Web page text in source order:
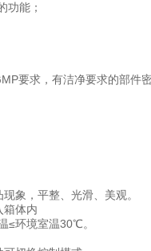
功能；
要求，有洁净要求的部件
象，平整、光滑、美观。
箱体内
≤环境室温30℃。